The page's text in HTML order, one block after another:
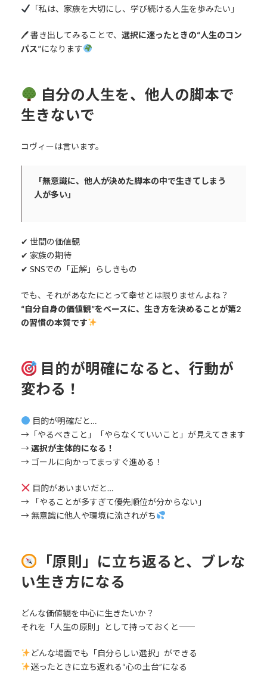
「私は、家族を大切にし、学び続ける人生を歩みたい」
🖊 書き出してみることで、 選択に迷ったときの“人生のコン
パス”になります
自分の人生を、他人の脚本で
生きないで
コヴィーは言います。
「無意識に、他人が決めた脚本の中で生きてしまう
人が多い」
✔︎ 世間の価値観
✔︎ 家族の期待
✔︎ SNSでの「正解」らしきもの
でも、それがあなたにとって幸せとは限りませんよね？
“自分自身の価値観”をベースに、生き方を決めることが第2
の習慣の本質です
目的が明確になると、行動が
変わる！
目的が明確だと…
→「やるべきこと」「やらなくていいこと」が見えてきます
→選択が主体的になる！
→ ゴールに向かってまっすぐ進める！
目的があいまいだと…
→ 「やることが多すぎて優先順位が分からない」
→ 無意識に他人や環境に流されがち
「原則」に立ち返ると、ブレな
い生き方になる
どんな価値観を中心に生きたいか？
それを「人生の原則」として持っておくと――
どんな場面でも「自分らしい選択」ができる
迷ったときに立ち返れる“心の土台”になる